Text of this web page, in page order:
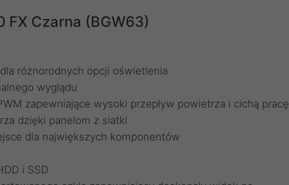
FX Czarna (BGW63)
różnorodnych opcji oświetlenia
wyglądu
zapewniające wysoki przepływ powietrza i cichą pracę
dzięki panelom z siatki
dla największych komponentów
i SSD